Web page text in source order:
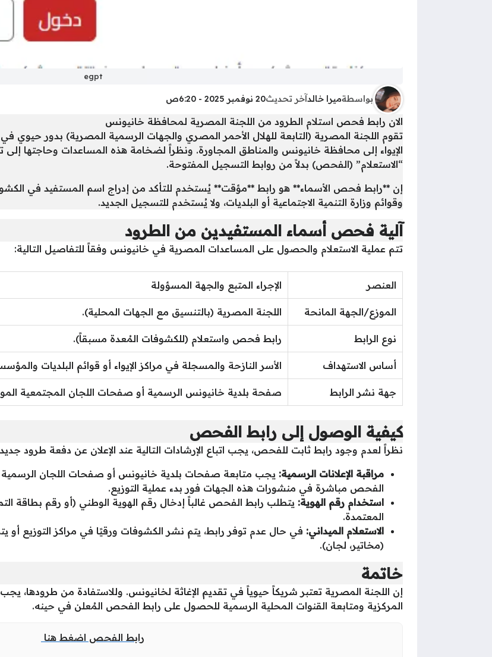
egpt
بواسطةميرا خالد آخر تحديث20 نوفمبر 2025 - 6:20ص
الان رابط فحص استلام الطرود من اللجنة المصرية لمحافظة خانيونس
تقوم اللجنة المصرية (التابعة للهلال الأحمر المصري والجهات الرسمية المصرية) بدور حيوي في
الإيواء إلى محافظة خانيونس والمناطق المجاورة. ونظراً لضخامة هذه المساعدات وحاجتها إلى
“الاستعلام” (الفحص) بدلاً من روابط التسجيل المفتوحة.
إن **رابط فحص الأسماء** هو رابط **مؤقت** يُستخدم للتأكد من إدراج اسم المستفيد في
وقوائم وزارة التنمية الاجتماعية أو البلديات، ولا يُستخدم للتسجيل الجديد.
آلية فحص أسماء المستفيدين من الطرود
تتم عملية الاستعلام والحصول على المساعدات المصرية في خانيونس وفقاً للتفاصيل التالية:
العنصر الإجراء المتبع والجهة المسؤولة
الموزع/الجهة المانحة اللجنة المصرية (بالتنسيق مع الجهات المحلية).
نوع الرابط رابط فحص واستعلام (للكشوفات المُعدة مسبقاً).
أساس الاستهداف الأسر النازحة والمسجلة في مراكز الإيواء أو قوائم البلديات
جهة نشر الرابط صفحة بلدية خانيونس الرسمية أو صفحات اللجان المجتمعية
كيفية الوصول إلى رابط الفحص
نظراً لعدم وجود رابط ثابت للفحص، يجب اتباع الإرشادات التالية عند الإعلان عن دفعة طرود
مراقبة الإعلانات الرسمية: يجب متابعة صفحات بلدية خانيونس أو صفحات اللجان الرسمية
الفحص مباشرة في منشورات هذه الجهات فور بدء عملية التوزيع.
استخدام رقم الهوية: يتطلب رابط الفحص غالباً إدخال رقم الهوية الوطني (أو رقم بطاقة
المعتمدة.
الاستعلام الميداني: في حال عدم توفر رابط، يتم نشر الكشوفات ورقيًا في مراكز التوزيع أو
(مخاتير، لجان).
خاتمة
إن اللجنة المصرية تعتبر شريكاً حيوياً في تقديم الإغاثة لخانيونس. وللاستفادة من
المركزية ومتابعة القنوات المحلية الرسمية للحصول على رابط الفحص المُعلن في حينه.
رابط الفحص اضغط هنا